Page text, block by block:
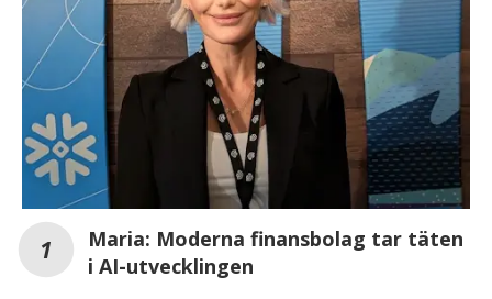
Maria: Moderna finansbolag tar täten
i AI-utvecklingen